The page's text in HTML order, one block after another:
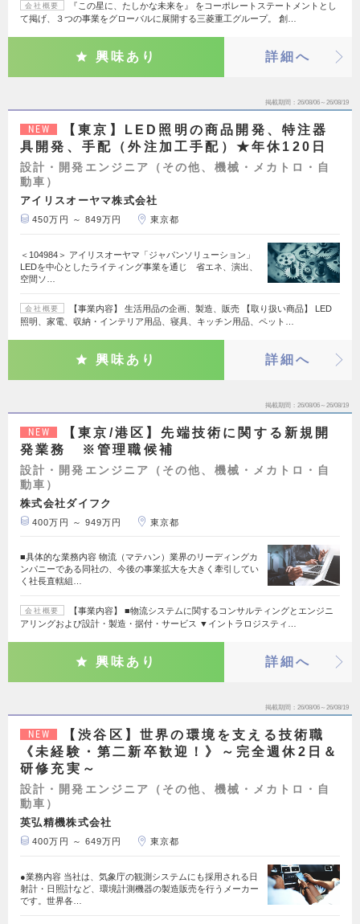
会社概要
『この星に、たしかな未来を』 をコーポレートステートメントとし
て掲げ、３つの事業をグローバルに展開する三菱重工グループ。 創…
興味あり 詳細へ
掲載期間 26/08/06～26/08/19
NEW
【東京】LED照明の商品開発、特注器
具開発、手配（外注加工手配）★年休120日
設計・開発エンジニア（その他、機械・メカトロ・自
動車）
アイリスオーヤマ株式会社
450万円 ～ 849万円 東京都
＜104984＞ アイリスオーヤマ「ジャパンソリューション」
LEDを中心としたライティング事業を通じ 省エネ、演出、
空間ソ…
会社概要
【事業内容】 生活用品の企画、製造、販売 【取り扱い商品】 LED
照明、家電、収納・インテリア用品、寝具、キッチン用品、ペット…
興味あり 詳細へ
掲載期間 26/08/06～26/08/19
NEW
【東京/港区】先端技術に関する新規開
発業務 ※管理職候補
設計・開発エンジニア（その他、機械・メカトロ・自
動車）
株式会社ダイフク
400万円 ～ 949万円 東京都
■具体的な業務内容 物流（マテハン）業界のリーディングカ
ンパニーである同社の、今後の事業拡大を大きく牽引してい
く社長直轄組…
会社概要
【事業内容】 ■物流システムに関するコンサルティングとエンジニ
アリングおよび設計・製造・据付・サービス ▼イントラロジスティ…
興味あり 詳細へ
掲載期間 26/08/06～26/08/19
NEW
【渋谷区】世界の環境を支える技術職
《未経験・第二新卒歓迎！》～完全週休2日＆
研修充実～
設計・開発エンジニア（その他、機械・メカトロ・自
動車）
英弘精機株式会社
400万円 ～ 649万円 東京都
●業務内容 当社は、気象庁の観測システムにも採用される日
射計・日照計など、環境計測機器の製造販売を行うメーカー
です。世界各…